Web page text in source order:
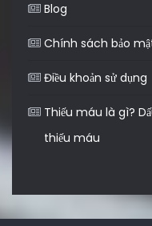
Blog
Chính sách bảo
Điều khoản sử dụng
Thiếu máu là gì?
thiếu máu